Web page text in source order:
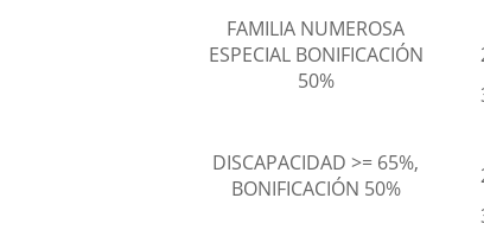
FAMILIA NUMEROSA
ESPECIAL BONIFICACIÓN
50%
DISCAPACIDAD >= 65%,
BONIFICACIÓN 50%